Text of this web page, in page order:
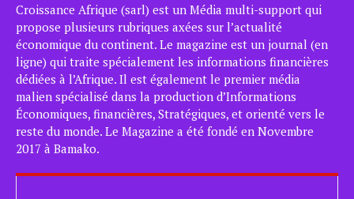
Croissance Afrique (sarl) est un Média multi-support qui
propose plusieurs rubriques axées sur l’actualité
économique du continent. Le magazine est un journal (en
ligne) qui traite spécialement les informations financières
dédiées à l’Afrique. Il est également le premier média
malien spécialisé dans la production d’Informations
Économiques, financières, Stratégiques, et orienté vers le
reste du monde. Le Magazine a été fondé en Novembre
2017 à Bamako.